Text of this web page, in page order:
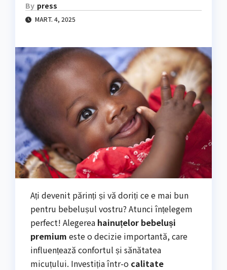
By press
MART. 4, 2025
Ați devenit părinți și vă doriți ce e mai bun
pentru bebelușul vostru? Atunci înțelegem
perfect! Alegerea hainuțelor bebeluși
premium este o decizie importantă, care
influențează confortul și sănătatea
micuțului. Investiția într-o calitate